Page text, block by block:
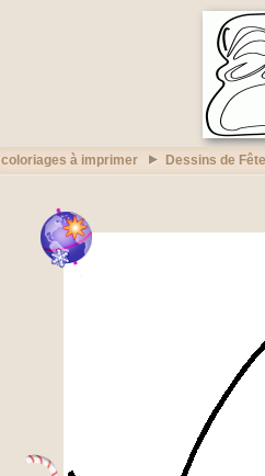
coloriages à imprimer Dessins de